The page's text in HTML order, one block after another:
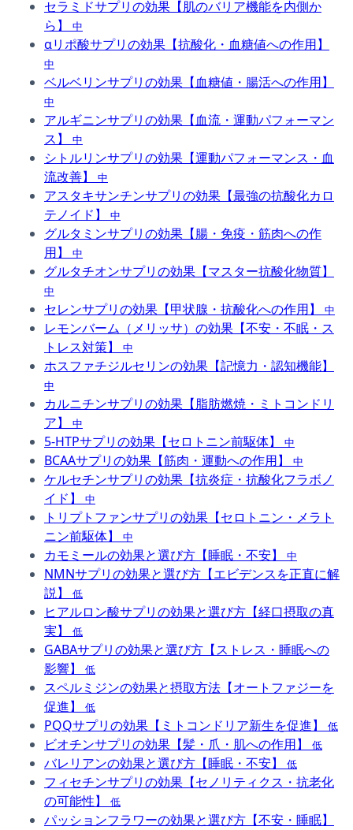
セラミドサプリの効果【肌のバリア機能を内側か
ら】
中
αリポ酸サプリの効果【抗酸化・血糖値への作用】
中
ベルベリンサプリの効果【血糖値・腸活への作用】
中
アルギニンサプリの効果【血流・運動パフォーマン
ス】
中
シトルリンサプリの効果【運動パフォーマンス・血
流改善】
中
アスタキサンチンサプリの効果【最強の抗酸化カロ
テノイド】
中
グルタミンサプリの効果【腸・免疫・筋肉への作
用】
中
グルタチオンサプリの効果【マスター抗酸化物質】
中
セレンサプリの効果【甲状腺・抗酸化への作用】 中
レモンバーム（メリッサ）の効果【不安・不眠・ス
トレス対策】
中
ホスファチジルセリンの効果【記憶力・認知機能】
中
カルニチンサプリの効果【脂肪燃焼・ミトコンドリ
ア】
中
5-HTPサプリの効果【セロトニン前駆体】 中
BCAAサプリの効果【筋肉・運動への作用】 中
ケルセチンサプリの効果【抗炎症・抗酸化フラボノ
イド】
中
トリプトファンサプリの効果【セロトニン・メラト
ニン前駆体】
中
カモミールの効果と選び方【睡眠・不安】 中
NMNサプリの効果と選び方【エビデンスを正直に解
説】
低
ヒアルロン酸サプリの効果と選び方【経口摂取の真
実】
低
GABAサプリの効果と選び方【ストレス・睡眠への
影響】
低
スペルミジンの効果と摂取方法【オートファジーを
促進】
低
PQQサプリの効果【ミトコンドリア新生を促進】 低
ビオチンサプリの効果【髪・爪・肌への作用】 低
バレリアンの効果と選び方【睡眠・不安】 低
フィセチンサプリの効果【セノリティクス・抗老化
の可能性】
低
パッションフラワーの効果と選び方【不安・睡眠】